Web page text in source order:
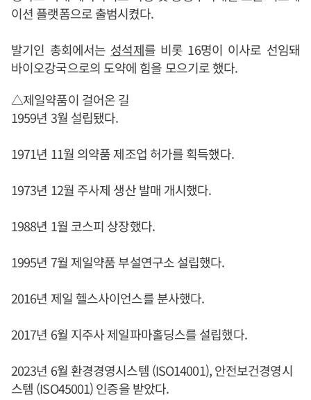
이션 플랫폼으로 출범시켰다.
발기인 총회에서는 성석제를 비롯 16명이 이사로 선임돼
바이오강국으로의 도약에 힘을 모으기로 했다.
△제일약품이 걸어온 길
1959년 3월 설립됐다.
1971년 11월 의약품 제조업 허가를 획득했다.
1973년 12월 주사제 생산 발매 개시했다.
1988년 1월 코스피 상장했다.
1995년 7월 제일약품 부설연구소 설립했다.
2016년 제일 헬스사이언스를 분사했다.
2017년 6월 지주사 제일파마홀딩스를 설립했다.
2023년 6월 환경경영시스템 (ISO14001), 안전보건경영시
스템 (ISO45001) 인증을 받았다.